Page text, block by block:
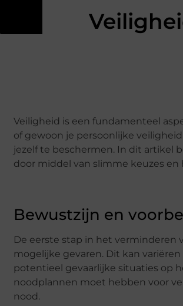
Veiligheid is een fundamenteel
of gewoon je persoonlijke
jezelf te beschermen. In dit artikel
door middel van slimme keuzes
Bewustzijn en
De eerste stap in het verminderen
mogelijke gevaren. Dit kan
potentieel gevaarlijke situaties op
noodplannen moet hebben voor
nood.